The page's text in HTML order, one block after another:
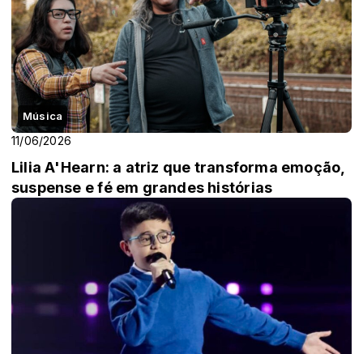
Música
11/06/2026
Lilia A'Hearn: a atriz que transforma emoção,
suspense e fé em grandes histórias